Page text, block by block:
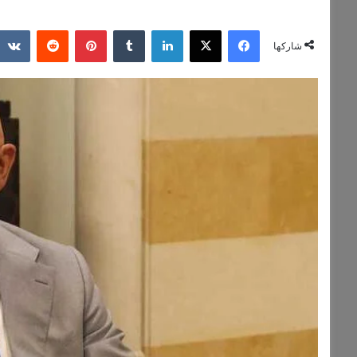
شاركها
فيسبوك ‫X لينكدإن ‏Tumblr بينتيريست
‏Reddit